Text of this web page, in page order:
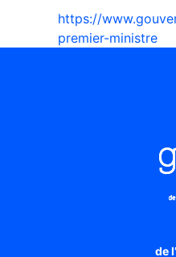
https://
premier-ministre
de